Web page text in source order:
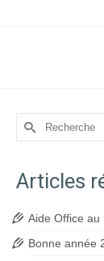
Rechercher :
Articles
Aide Office au
Bonne année